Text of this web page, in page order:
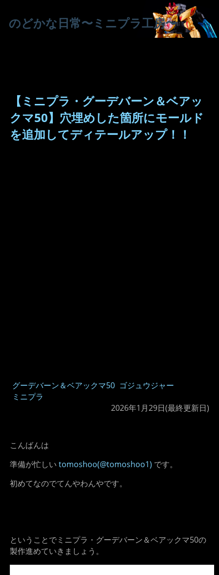
のどかな日常〜ミニプラ工房〜
【ミニプラ・グーデバーン＆ベアッ
クマ50】穴埋めした箇所にモールド
を追加してディテールアップ！！
グーデバーン＆ベアックマ50 ゴジュウジャー
ミニプラ
2026年1月29日(最終更新日)
こんばんは
準備が忙しい tomoshoo(@tomoshoo1) です。
初めてなのでてんやわんやです。
ということでミニプラ・グーデバーン＆ベアックマ50の
製作進めていきましょう。